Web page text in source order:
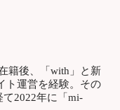
籍後、「with」と新
ト運営を経験。その
2022年に「mi-